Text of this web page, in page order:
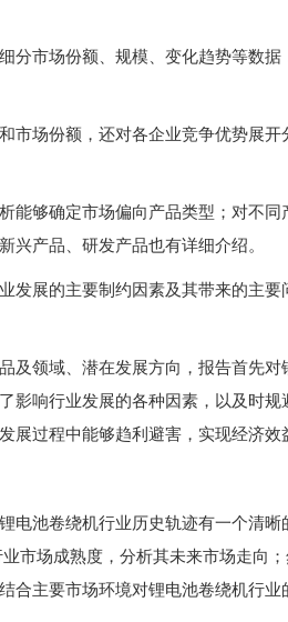
分市场份额、规模、变化趋势等数据
市场份额，还对各企业竞争优势展
能够确定市场偏向产品类型；对不
兴产品、研发产品也有详细介绍。
发展的主要制约因素及其带来的主
及领域、潜在发展方向，报告首先
响行业发展的各种因素，以及时规
过程中能够趋利避害，实现经济效
电池卷绕机行业历史轨迹有一个清
市场成熟度，分析其未来市场走向
主要市场环境对锂电池卷绕机行业